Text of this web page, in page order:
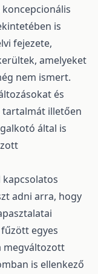
is
fejezete,
amelyeket
nem ismert.
és
tartalmát illetően
által is
kapcsolatos
adni arra, hogy
egyes
megváltozott
is ellenkező